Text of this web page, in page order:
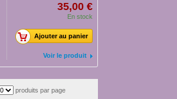
35,00 €
En stock
Ajouter au panier
Voir le produit
produits par page